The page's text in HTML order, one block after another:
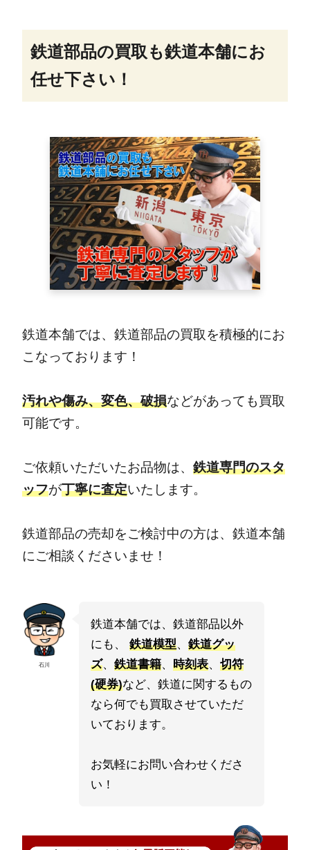
鉄道部品の買取も鉄道本舗にお
任せ下さい！
鉄道本舗では、鉄道部品の買取を積極的にお
こなっております！
汚れや傷み、変色、破損などがあっても買取
可能です。
ご依頼いただいたお品物は、 鉄道専門のスタ
ッフが丁寧に査定いたします。
鉄道部品の売却をご検討中の方は、鉄道本舗
にご相談くださいませ！
石川
鉄道本舗では、鉄道部品以外
にも、 鉄道模型、 鉄道グッ
ズ、 鉄道書籍、 時刻表、 切符
(硬券)など、鉄道に関するもの
なら何でも買取させていただ
いております。
お気軽にお問い合わせくださ
い！